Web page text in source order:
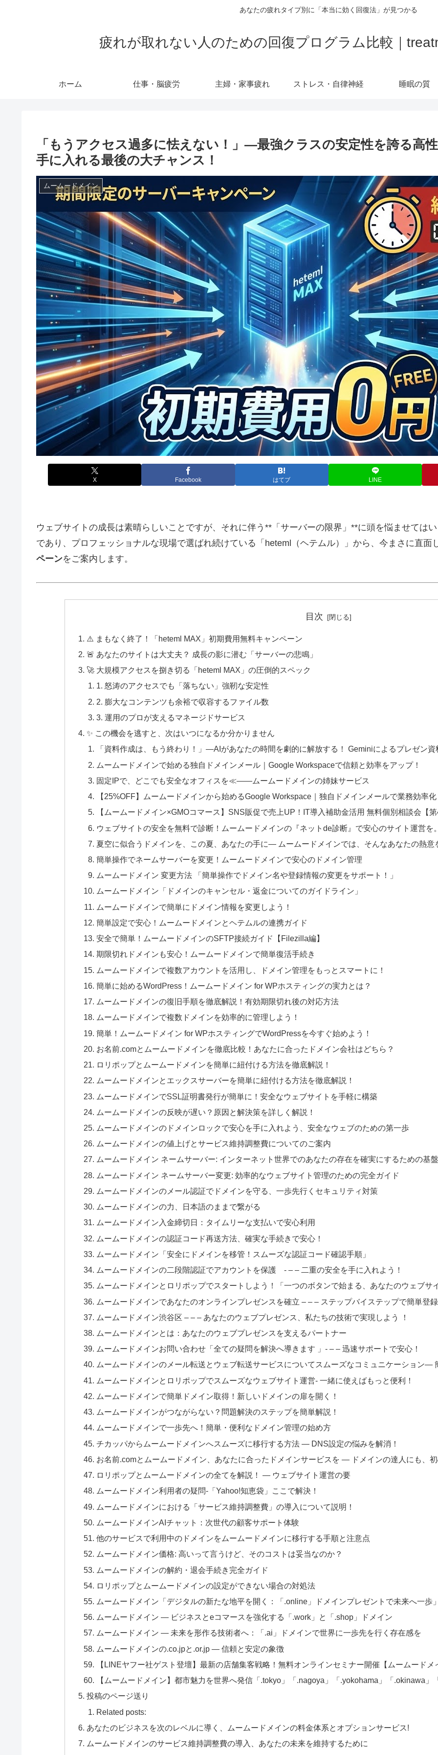
あなたの疲れタイプ別に「本当に効く回復法」が見つかる
疲れが取れない人のための回復プログラム比較｜
ホーム 仕事・脳疲労 主婦・家事疲れ ストレス・自律神経 睡眠の質
「もうアクセス過多に怯えない！」—最強クラスの安定性を誇る高
手に入れる最後の大チャンス！
ムームードメイン
X Facebook はてブ LINE
ウェブサイトの成長は素晴らしいことですが、それに伴う**「サーバーの限界」**に頭を悩ませては
であり、プロフェッショナルな現場で選ばれ続けている「heteml（ヘテムル）」から、今まさに直面
ペーンをご案内します。
目次
⚠️ まもなく終了！「heteml MAX」初期費用無料キャンペーン
🚨 あなたのサイトは大丈夫？ 成長の影に潜む「サーバーの悲鳴」
🚀 大規模アクセスを捌き切る「heteml MAX」の圧倒的スペック
1. 怒涛のアクセスでも「落ちない」強靭な安定性
2. 膨大なコンテンツも余裕で収容するファイル数
3. 運用のプロが支えるマネージドサービス
✨ この機会を逃すと、次はいつになるか分かりません
「資料作成は、もう終わり！」—AIがあなたの時間を劇的に解放する！ Geminiによるプレゼン資
ムームードメインで始める独自ドメインメール｜Google Workspaceで信頼と効率をアップ！
固定IPで、どこでも安全なオフィスを≪——ムームードメインの姉妹サービス
【25%OFF】ムームードメインから始めるGoogle Workspace｜独自ドメインメールで業務効率化
【ムームードメイン×GMOコマース】SNS販促で売上UP！IT導入補助金活用 無料個別相談会【第
ウェブサイトの安全を無料で診断！ムームードメインの『ネットde診断』で安心のサイト運営を。
夏空に似合うドメインを、この夏、あなたの手に— ムームードメインでは、そんなあなたの熱意
簡単操作でネームサーバーを変更！ムームードメインで安心のドメイン管理
ムームードメイン 変更方法 「簡単操作でドメイン名や登録情報の変更をサポート！」
ムームードメイン「ドメインのキャンセル・返金についてのガイドライン」
ムームードメインで簡単にドメイン情報を変更しよう！
簡単設定で安心！ムームードメインとヘテムルの連携ガイド
安全で簡単！ムームードメインのSFTP接続ガイド【Filezilla編】
期限切れドメインも安心！ムームードメインで簡単復活手続き
ムームードメインで複数アカウントを活用し、ドメイン管理をもっとスマートに！
簡単に始めるWordPress！ムームードメイン for WPホスティングの実力とは？
ムームードメインの復旧手順を徹底解説！有効期限切れ後の対応方法
ムームードメインで複数ドメインを効率的に管理しよう！
簡単！ムームードメイン for WPホスティングでWordPressを今すぐ始めよう！
お名前.comとムームードメインを徹底比較！あなたに合ったドメイン会社はどちら？
ロリポップとムームードメインを簡単に紐付ける方法を徹底解説！
ムームードメインとエックスサーバーを簡単に紐付ける方法を徹底解説！
ムームードメインでSSL証明書発行が簡単に！安全なウェブサイトを手軽に構築
ムームードメインの反映が遅い？原因と解決策を詳しく解説！
ムームードメインのドメインロックで安心を手に入れよう、安全なウェブのための第一歩
ムームードメインの値上げとサービス維持調整費についてのご案内
ムームードメイン ネームサーバー: インターネット世界でのあなたの存在を確実にするための基盤
ムームードメイン ネームサーバー変更: 効率的なウェブサイト管理のための完全ガイド
ムームードメインのメール認証でドメインを守る、一歩先行くセキュリティ対策
ムームードメインの力、日本語のままで繋がる
ムームードメイン入金締切日：タイムリーな支払いで安心利用
ムームードメインの認証コード再送方法、確実な手続きで安心！
ムームードメイン「安全にドメインを移管！スムーズな認証コード確認手順」
ムームードメインの二段階認証でアカウントを保護 - – – 二重の安全を手に入れよう！
ムームードメインとロリポップでスタートしよう！「一つのボタンで始まる、あなたのウェブサイ
ムームードメインであなたのオンラインプレゼンスを確立 – – – ステップバイステップで簡単登録
ムームードメイン渋谷区 – – – あなたのウェブプレゼンス、私たちの技術で実現しよう ！
ムームードメインとは：あなたのウェブプレゼンスを支えるパートナー
ムームードメインお問い合わせ「全ての疑問を解決へ導きます 」- – – 迅速サポートで安心！
ムームードメインのメール転送とウェブ転送サービスについてスムーズなコミュニケーション—
ムームードメインとロリポップでスムーズなウェブサイト運営- 一緒に使えばもっと便利！
ムームードメインで簡単ドメイン取得！新しいドメインの扉を開く！
ムームードメインがつながらない？問題解決のステップを簡単解説！
ムームードメインで一歩先へ！簡単・便利なドメイン管理の始め方
チカッパからムームードメインへスムーズに移行する方法 — DNS設定の悩みを解消！
お名前.comとムームードメイン、あなたに合ったドメインサービスを — ドメインの達人にも、
ロリポップとムームードメインの全てを解説！ — ウェブサイト運営の要
ムームードメイン利用者の疑問-「Yahoo!知恵袋」ここで解決！
ムームードメインにおける「サービス維持調整費」の導入について説明！
ムームードメインAIチャット：次世代の顧客サポート体験
他のサービスで利用中のドメインをムームードメインに移行する手順と注意点
ムームードメイン価格: 高いって言うけど、そのコストは妥当なのか？
ムームードメインの解約・退会手続き完全ガイド
ロリポップとムームードメインの設定ができない場合の対処法
ムームードメイン「デジタルの新たな地平を開く：「.online」ドメインプレゼントで未来へ一歩」
ムームードメイン — ビジネスとeコマースを強化する「.work」と「.shop」ドメイン
ムームードメイン — 未来を形作る技術者へ：「.ai」ドメインで世界に一歩先を行く存在感を
ムームードメインの.co.jpと.or.jp — 信頼と安定の象徴
【LINEヤフー社ゲスト登壇】最新の店舗集客戦略！無料オンラインセミナー開催【ムームードメ
【ムームードメイン】都市魅力を世界へ発信「.tokyo」「.nagoya」「.yokohama」「.okinawa」
投稿のページ送り
Related posts:
あなたのビジネスを次のレベルに導く、ムームードメインの料金体系とオプションサービス!
ムームードメインのサービス維持調整費の導入、あなたの未来を維持するために